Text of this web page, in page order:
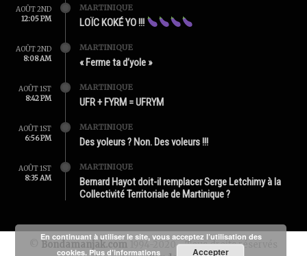
AOÛT 2ND
12:05 PM
MARTINIQUE
LOÏC KOKÉ YO !!!
AOÛT 2ND
8:08 AM
MARTINIQUE
« Ferme ta d’yole »
AOÛT 1ST
8:42 PM
MARTINIQUE
UFR + FYRM = UFRYM
AOÛT 1ST
6:56 PM
MARTINIQUE
Des yoleurs ? Non. Des voleurs !!!
AOÛT 1ST
8:35 AM
MARTINIQUE
Bernard Hayot doit-il remplacer Serge Letchimy à la
Collectivité Territoriale de Martinique ?
Bondamanjak.com 1994-2020 - Tous droits réservés
En continuant à utiliser le site, vous acceptez l’utilisation des
cookies. Plus d’informations Accepter